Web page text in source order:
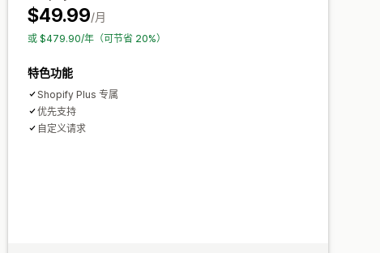
$49.99/月
或 $479.90/年（可节省 20%）
特色功能
Shopify Plus 专属
优先支持
自定义请求